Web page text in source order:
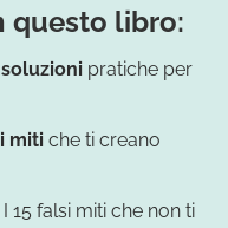
questo libro:
pratiche per
miti che ti creano
I 15 falsi miti che non ti